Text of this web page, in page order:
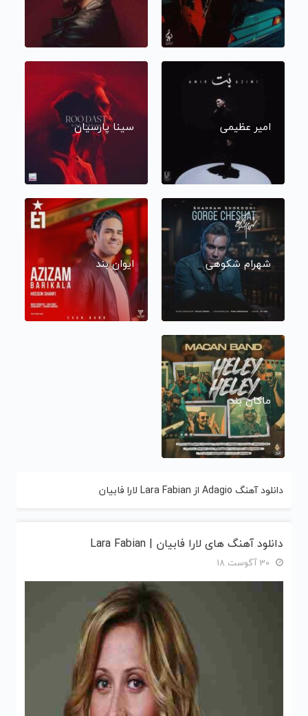
امیر عظیمی سینا پارسیان
شهرام شکوهی ایوان بند
ماکان بند
دانلود آهنگ Adagio از Lara Fabian لارا فابیان
دانلود آهنگ های لارا فابیان | Lara Fabian